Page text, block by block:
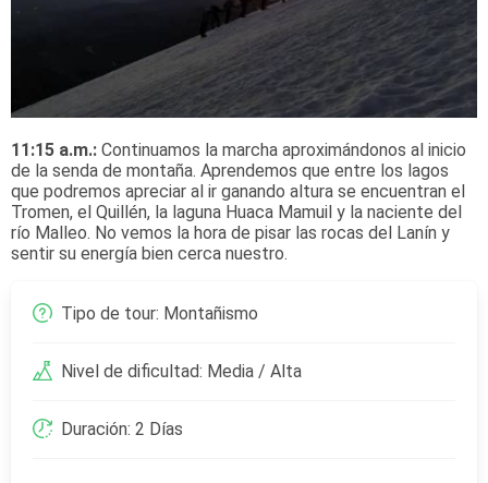
11:15 a.m.: Continuamos la marcha aproximándonos al inicio
de la senda de montaña. Aprendemos que entre los lagos
que podremos apreciar al ir ganando altura se encuentran el
Tromen, el Quillén, la laguna Huaca Mamuil y la naciente del
río Malleo. No vemos la hora de pisar las rocas del Lanín y
sentir su energía bien cerca nuestro.
Tipo de tour: Montañismo
Nivel de dificultad: Media / Alta
Duración: 2 Días